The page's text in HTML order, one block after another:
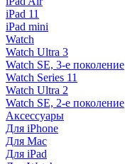
iPad 11
iPad mini
Watch
Watch Ultra 3
Watch SE, 3-е поколение
Watch Series 11
Watch Ultra 2
Watch SE, 2-е поколение
Аксессуары
Для iPhone
Для Mac
Для iPad